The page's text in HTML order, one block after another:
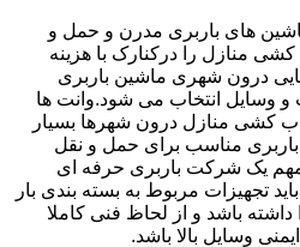
های باربری مدرن و حمل و
کشی منازل را درکنارک با هزینه
درون شهری ماشین باربری
و وسایل انتخاب می شود.وانت ها
کشی منازل درون شهرها بسیار
مناسب برای حمل و نقل
یک شرکت باربری حرفه ای
تجهیزات مربوط به بسته بندی بار
باشد و از لحاظ فنی کاملا
وسایل بالا باشد.